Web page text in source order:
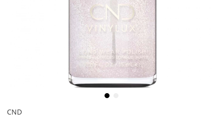
CND